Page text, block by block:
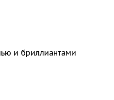
и бриллиантами